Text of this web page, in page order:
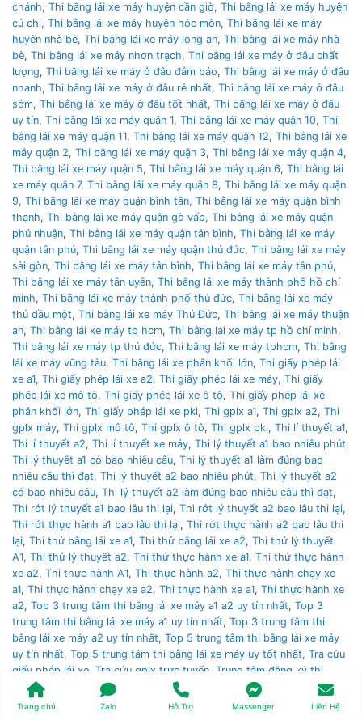
chánh, Thi bằng lái xe máy huyện cần giờ, Thi bằng lái xe máy huyện
củ chi, Thi bằng lái xe máy huyện hóc môn, Thi bằng lái xe máy
huyện nhà bè, Thi bằng lái xe máy long an, Thi bằng lái xe máy nhà
bè, Thi bằng lái xe máy nhơn trạch, Thi bằng lái xe máy ở đâu chất
lượng, Thi bằng lái xe máy ở đâu đảm bảo, Thi bằng lái xe máy ở đâu
nhanh, Thi bằng lái xe máy ở đâu rẻ nhất, Thi bằng lái xe máy ở đâu
sớm, Thi bằng lái xe máy ở đâu tốt nhất, Thi bằng lái xe máy ở đâu
uy tín, Thi bằng lái xe máy quận 1, Thi bằng lái xe máy quận 10, Thi
bằng lái xe máy quận 11, Thi bằng lái xe máy quận 12, Thi bằng lái xe
máy quận 2, Thi bằng lái xe máy quận 3, Thi bằng lái xe máy quận 4,
Thi bằng lái xe máy quận 5, Thi bằng lái xe máy quận 6, Thi bằng lái
xe máy quận 7, Thi bằng lái xe máy quận 8, Thi bằng lái xe máy quận
9, Thi bằng lái xe máy quận bình tân, Thi bằng lái xe máy quận bình
thạnh, Thi bằng lái xe máy quận gò vấp, Thi bằng lái xe máy quận
phú nhuận, Thi bằng lái xe máy quận tân bình, Thi bằng lái xe máy
quận tân phú, Thi bằng lái xe máy quận thủ đức, Thi bằng lái xe máy
sài gòn, Thi bằng lái xe máy tân bình, Thi bằng lái xe máy tân phú,
Thi bằng lái xe máy tân uyên, Thi bằng lái xe máy thành phố hồ chí
minh, Thi bằng lái xe máy thành phố thủ đức, Thi bằng lái xe máy
thủ dầu một, Thi bằng lái xe máy Thủ Đức, Thi bằng lái xe máy thuận
an, Thi bằng lái xe máy tp hcm, Thi bằng lái xe máy tp hồ chí minh,
Thi bằng lái xe máy tp thủ đức, Thi bằng lái xe máy tphcm, Thi bằng
lái xe máy vũng tàu, Thi bằng lái xe phân khối lớn, Thi giấy phép lái
xe a1, Thi giấy phép lái xe a2, Thi giấy phép lái xe máy, Thi giấy
phép lái xe mô tô, Thi giấy phép lái xe ô tô, Thi giấy phép lái xe
phân khối lớn, Thi giấy phép lái xe pkl, Thi gplx a1, Thi gplx a2, Thi
gplx máy, Thi gplx mô tô, Thi gplx ô tô, Thi gplx pkl, Thi lí thuyết a1,
Thi lí thuyết a2, Thi lí thuyết xe máy, Thi lý thuyết a1 bao nhiêu phút,
Thi lý thuyết a1 có bao nhiêu câu, Thi lý thuyết a1 làm đúng bao
nhiêu câu thì đạt, Thi lý thuyết a2 bao nhiêu phút, Thi lý thuyết a2
có bao nhiêu câu, Thi lý thuyết a2 làm đúng bao nhiêu câu thì đạt,
Thi rớt lý thuyết a1 bao lâu thi lại, Thi rớt lý thuyết a2 bao lâu thi lại,
Thi rớt thực hành a1 bao lâu thi lại, Thi rớt thực hành a2 bao lâu thi
lại, Thi thử bằng lái xe a1, Thi thử bằng lái xe a2, Thi thử lý thuyết
A1, Thi thử lý thuyết a2, Thi thử thực hành xe a1, Thi thử thực hành
xe a2, Thi thực hành A1, Thi thực hành a2, Thi thực hành chạy xe
a1, Thi thực hành chạy xe a2, Thi thực hành xe a1, Thi thực hành xe
a2, Top 3 trung tâm thi bằng lái xe máy a1 a2 uy tín nhất, Top 3
trung tâm thi bằng lái xe máy a1 uy tín nhất, Top 3 trung tâm thi
bằng lái xe máy a2 uy tín nhất, Top 5 trung tâm thi bằng lái xe máy
uy tín nhất, Top 5 trung tâm thi bằng lái xe máy uy tốt nhất, Tra cứu
giấy phép lái xe Tra cứu gplx trực tuyến Trung tâm đăng ký thi
bằng lái xe nào uy tín nhất
Trung tâm thi bằng lái trung ương 3,
Trung tâm thi bằng lái xe á châu,Trung tâm thi bằng lái xe an cư
Trang chủ Zalo Hỗ Trợ Massenger Liên Hệ